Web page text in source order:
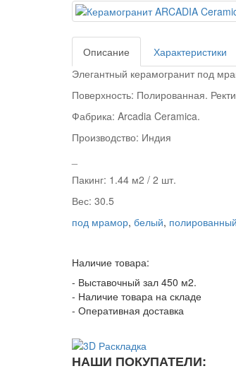
Описание
Характеристики
Элегантный керамогранит под
Поверхность: Полированная.
Фабрика: Arcadia Ceramica.
Производство: Индия
Пакинг: 1.44 м2 / 2 шт.
Вес: 30.5
под мрамор, белый, полированный
Наличие товара:
- Выставочный зал 450 м2.
- Наличие товара на складе
- Оперативная доставка
НАШИ ПОКУПАТЕЛИ: